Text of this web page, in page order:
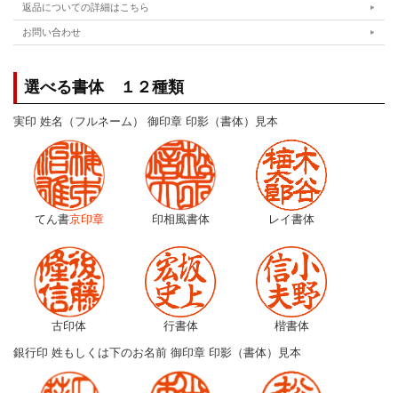
返品についての詳細はこちら
お問い合わせ
選べる書体 １２種類
実印 姓名（フルネーム） 御印章 印影（書体）見本
てん書京印章 印相風書体 レイ書体
古印体 行書体
楷書体
銀行印 姓もしくは下のお名前 御印章 印影（書体）見本